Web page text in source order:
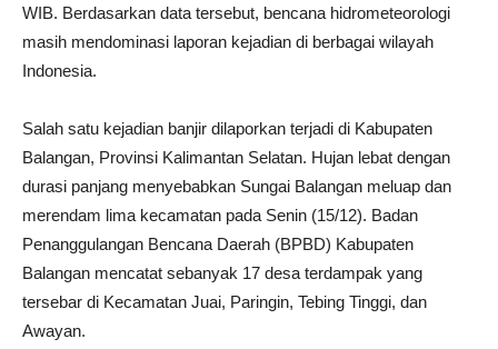
WIB. Berdasarkan data tersebut, bencana hidrometeorologi
masih mendominasi laporan kejadian di berbagai wilayah
Indonesia.
Salah satu kejadian banjir dilaporkan terjadi di Kabupaten
Balangan, Provinsi Kalimantan Selatan. Hujan lebat dengan
durasi panjang menyebabkan Sungai Balangan meluap dan
merendam lima kecamatan pada Senin (15/12). Badan
Penanggulangan Bencana Daerah (BPBD) Kabupaten
Balangan mencatat sebanyak 17 desa terdampak yang
tersebar di Kecamatan Juai, Paringin, Tebing Tinggi, dan
Awayan.